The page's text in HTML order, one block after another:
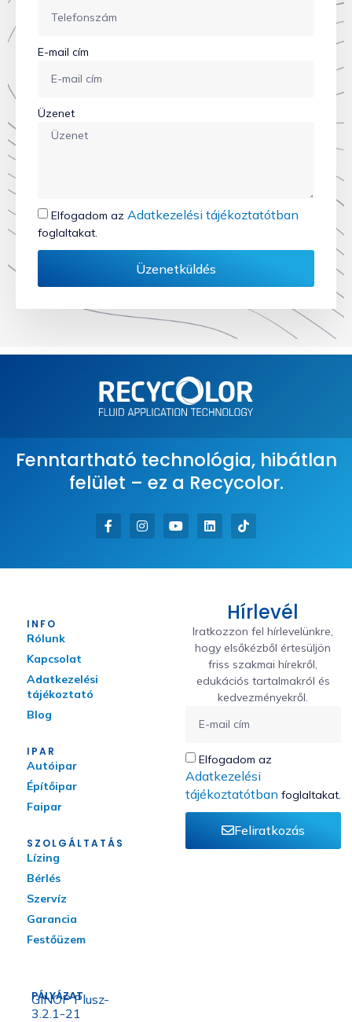
E-mail cím
Üzenet
Elfogadom az Adatkezelési tájékoztatótban
foglaltakat.
Üzenetküldés
Fenntartható technológia, hibátlan
felület – ez a Recycolor.
INFO
Rólunk
Kapcsolat
Adatkezelési
tájékoztató
Blog
IPAR
Autóipar
Építőipar
Faipar
SZOLGÁLTATÁS
Lízing
Bérlés
Szervíz
Garancia
Festőüzem
PÁLYÁZAT
GINOP Plusz-
3.2.1-21
Hírlevél
Iratkozzon fel hírlevelünkre,
hogy elsőkézből értesüljön
friss szakmai hírekről,
edukációs tartalmakról és
kedvezményekről.
Elfogadom az
Adatkezelési
tájékoztatótban foglaltakat.
Feliratkozás